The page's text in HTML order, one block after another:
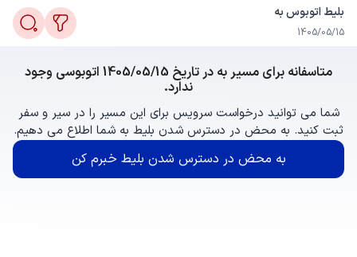
بلیط اتوبوس به
1405/05/15
متاسفانه برای مسیر به در تاریخ 1405/05/15 اتوبوسی وجود
ندارد.
شما می توانید درخواست سرویس برای این مسیر را در سیر و سفر
ثبت کنید. به محض در دسترس شدن بلیط به شما اطلاع می دهیم.
به محض در دسترس شدن بلیط خبرم کن